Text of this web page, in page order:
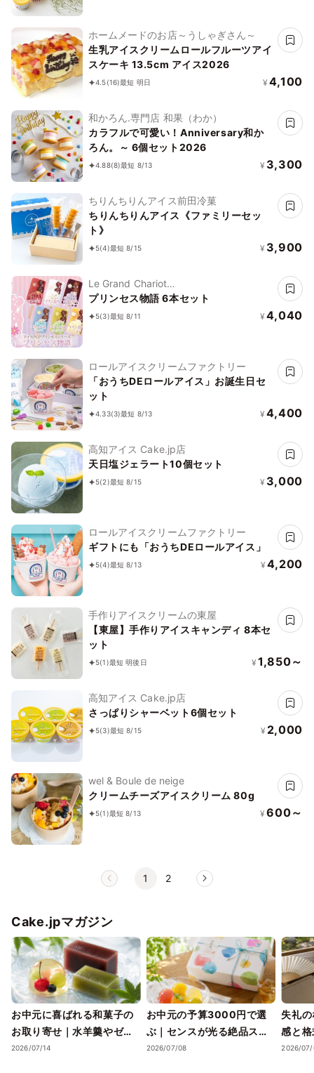
ホームメードのお店～うしゃぎさん～
生乳アイスクリームロールフルーツアイ
スケーキ 13.5cm アイス2026
4.5(16)最短 明日 ¥ 4,100
和かろん.専門店 和果（わか）
カラフルで可愛い！Anniversary和か
ろん。～ 6個セット2026
4.88(8)最短 8/13 ¥ 3,300
ちりんちりんアイス前田冷菓
ちりんちりんアイス《ファミリーセッ
ト》
5(4)最短 8/15 ¥ 3,900
Le Grand Chariot
ル・グラン・シャリオ
プリンセス物語 6本セット
5(3)最短 8/11 ¥ 4,040
ロールアイスクリームファクトリー
「おうちDEロールアイス」お誕生日セ
ット
4.33(3)最短 8/13 ¥ 4,400
高知アイス Cake.jp店
天日塩ジェラート10個セット
5(2)最短 8/15 ¥ 3,000
ロールアイスクリームファクトリー
ギフトにも「おうちDEロールアイス」
5(4)最短 8/13 ¥ 4,200
手作りアイスクリームの東屋
【東屋】手作りアイスキャンディ 8本セ
ット
5(1)最短 明後日 ¥ 1,850～
高知アイス Cake.jp店
さっぱりシャーベット6個セット
5(3)最短 8/15 ¥ 2,000
wel & Boule de neige
クリームチーズアイスクリーム 80g
5(1)最短 8/13 ¥ 600～
1 2
Cake.jpマガジン
お中元に喜ばれる和菓子の
お取り寄せ｜水羊羹やゼリ
ーで涼を届ける夏ギフト
2026/07/14
お中元の予算3000円で選
ぶ｜センスが光る絶品スイ
ーツギフトと失敗しない選
2026/07/08
失礼
感と
ツギフ
2026/07/